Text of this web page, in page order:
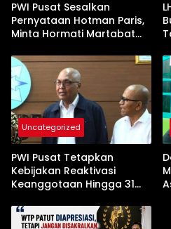
PWI Pusat Sesalkan
Pernyataan Hotman Paris,
Minta Hormati Martabat
Kemerdekaan Pers
Uncategorized
PWI Pusat Tetapkan
Kebijakan Reaktivasi
Keanggotaan Hingga 31